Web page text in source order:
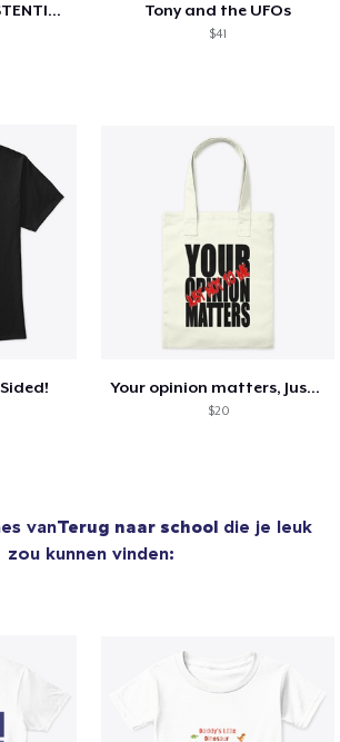
Current Mood: EXISTENTIAL CRISIS Tony and the UFOs
$41
Your opinion matters, Just not to me!
$20
vanTerug naar school die je leuk
zou kunnen vinden: